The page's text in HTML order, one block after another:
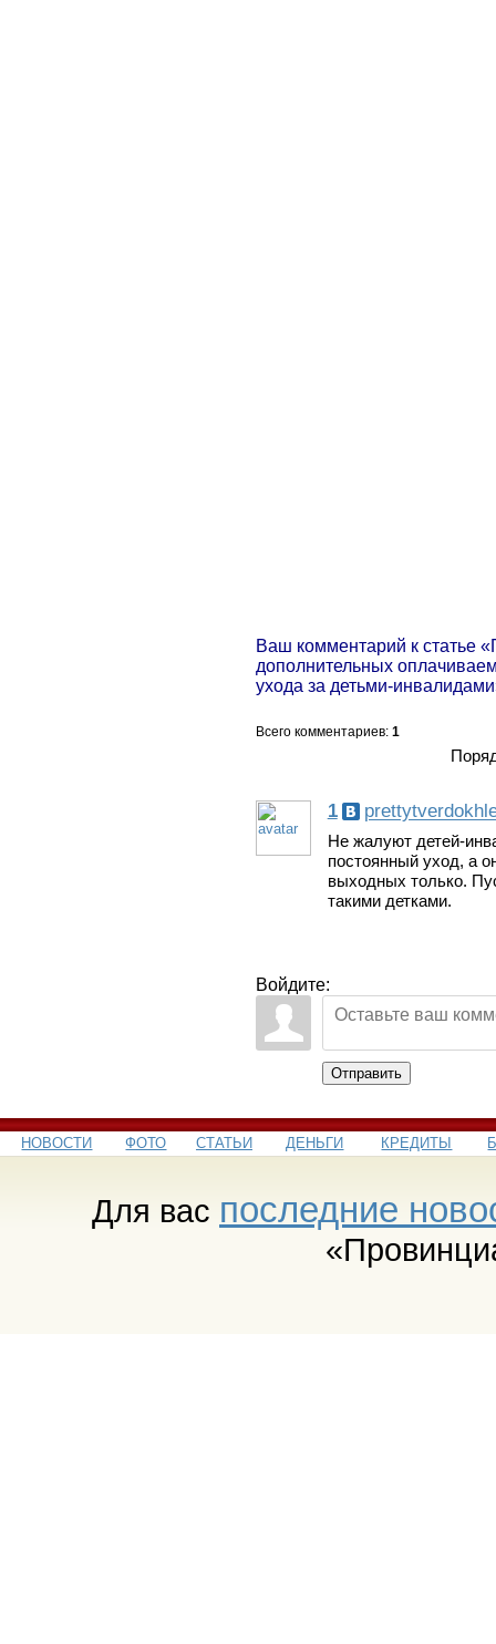
Ваш комментарий к статье
дополнительных
ухода за детьми-
Всего комментариев: 1
1
Не жалуют детей-
постоянный уход, а
выходных только.
такими детками.
Войдите:
Отправить
НОВОСТИ ФОТО СТАТЬИ ДЕНЬГИ КРЕДИТЫ
Для вас последние